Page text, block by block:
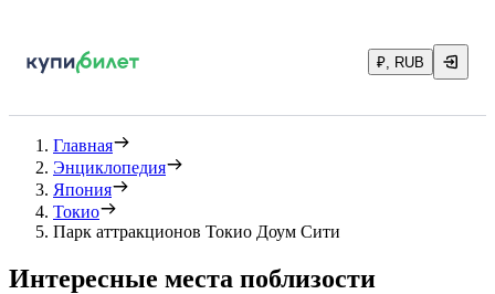
₽, RUB
Главная
Энциклопедия
Япония
Токио
Парк аттракционов Токио Доум Сити
Интересные места поблизости